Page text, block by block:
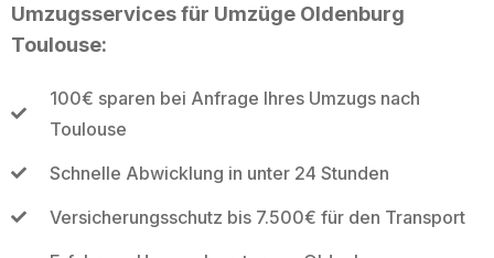
Umzugsservices für Umzüge Oldenburg
Toulouse:
100€ sparen bei Anfrage Ihres Umzugs nach
Toulouse
Schnelle Abwicklung in unter 24 Stunden
Versicherungsschutz bis 7.500€ für den Transport